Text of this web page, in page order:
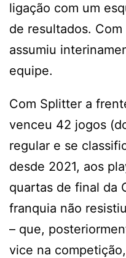
ligação com um
de resultados.
assumiu
equipe.
Com Splitter a
venceu 42 jogos
regular e se
desde 2021, aos
quartas de final da
franquia não
– que,
vice na